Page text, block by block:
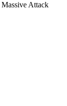
Massive Attack